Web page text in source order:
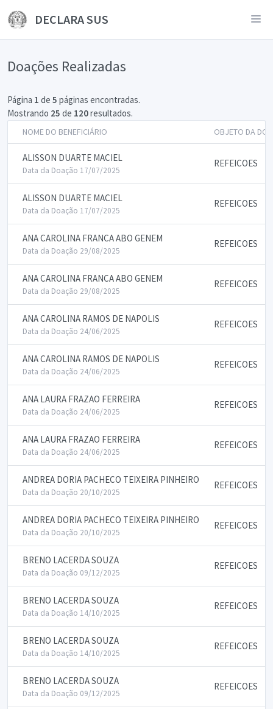
DECLARA SUS
Doações Realizadas
Página 1 de 5 páginas encontradas.
Mostrando 25 de 120resultados.
NOME DO BENEFICIÁRIO OBJETO DA
ALISSON DUARTE MACIEL
Data da Doação 17/07/2025
REFEICOES
ALISSON DUARTE MACIEL
Data da Doação 17/07/2025
REFEICOES
ANA CAROLINA FRANCA ABO GENEM
Data da Doação 29/08/2025
REFEICOES
ANA CAROLINA FRANCA ABO GENEM
Data da Doação 29/08/2025
REFEICOES
ANA CAROLINA RAMOS DE NAPOLIS
Data da Doação 24/06/2025
REFEICOES
ANA CAROLINA RAMOS DE NAPOLIS
Data da Doação 24/06/2025
REFEICOES
ANA LAURA FRAZAO FERREIRA
Data da Doação 24/06/2025
REFEICOES
ANA LAURA FRAZAO FERREIRA
Data da Doação 24/06/2025
REFEICOES
ANDREA DORIA PACHECO TEIXEIRA PINHEIRO
Data da Doação 20/10/2025
REFEICOES
ANDREA DORIA PACHECO TEIXEIRA PINHEIRO
Data da Doação 20/10/2025
REFEICOES
BRENO LACERDA SOUZA
Data da Doação 09/12/2025
REFEICOES
BRENO LACERDA SOUZA
Data da Doação 14/10/2025
REFEICOES
BRENO LACERDA SOUZA
Data da Doação 14/10/2025
REFEICOES
BRENO LACERDA SOUZA
Data da Doação 09/12/2025
REFEICOES